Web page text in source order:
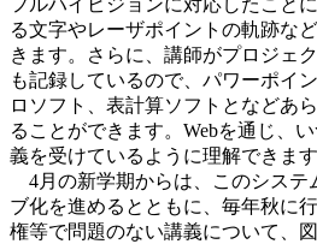
る文字やレーザポイントの軌跡な
きます。さらに、講師がプロジェ
も記録しているので、パワーポイ
ロソフト、表計算ソフトとなどあ
ることができます。Webを通じ、
義を受けているように理解できます
4月の新学期からは、このシステ
ブ化を進めるとともに、毎年秋に
権等で問題のない講義について、